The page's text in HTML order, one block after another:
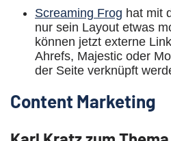
Screaming Frog hat mit
nur sein Layout etwas
können jetzt externe
Ahrefs, Majestic oder
der Seite verknüpft
Content Marketing